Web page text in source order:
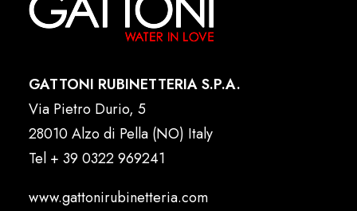
GATTONI RUBINETTERIA S.P.A.
Via Pietro Durio, 5
28010 Alzo di Pella (NO) Italy
Tel + 39 0322 969241
www.gattonirubinetteria.com